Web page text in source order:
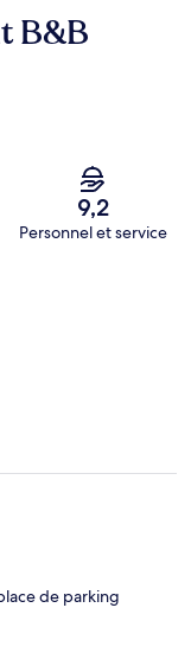
B&B
9,2
Personnel et service
de parking